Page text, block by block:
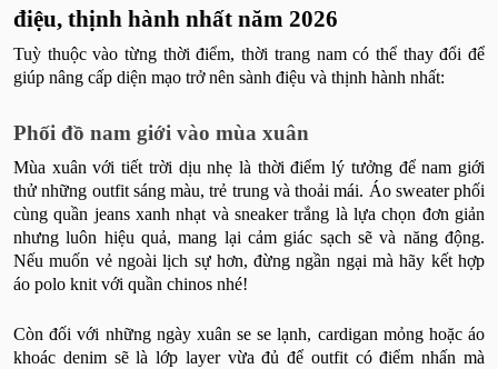
điệu, thịnh hành nhất năm 2026
Tuỳ thuộc vào từng thời điểm, thời trang nam có thể thay đổi để
giúp nâng cấp diện mạo trở nên sành điệu và thịnh hành nhất:
Phối đồ nam giới vào mùa xuân
Mùa xuân với tiết trời dịu nhẹ là thời điểm lý tưởng để nam giới
thử những outfit sáng màu, trẻ trung và thoải mái. Áo sweater phối
cùng quần jeans xanh nhạt và sneaker trắng là lựa chọn đơn giản
nhưng luôn hiệu quả, mang lại cảm giác sạch sẽ và năng động.
Nếu muốn vẻ ngoài lịch sự hơn, đừng ngần ngại mà hãy kết hợp
áo polo knit với quần chinos nhé!
Còn đối với những ngày xuân se se lạnh, cardigan mỏng hoặc áo
khoác denim sẽ là lớp layer vừa đủ để outfit có điểm nhấn mà